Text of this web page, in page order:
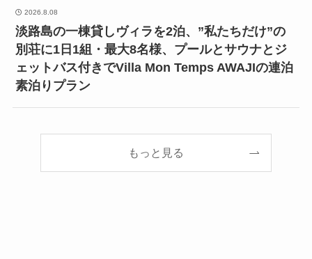
2026.8.08
淡路島の一棟貸しヴィラを2泊、”私たちだけ”の
別荘に1日1組・最大8名様、プールとサウナとジ
ェットバス付きでVilla Mon Temps AWAJIの連泊
素泊りプラン
もっと見る